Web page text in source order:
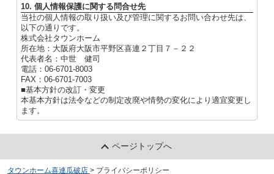
10. 個人情報保護に関する問合せ先
当社の個人情報の取り扱い及び管理に関するお問い合わせ先は、
以下の通りです。
株式会社タウンホーム
所在地：大阪府大阪市平野区喜連２丁目７－２２
代表者名：中世 健司
電話：06-6701-8003
FAX：06-6701-7003
■基本方針の改訂・変更
本基本方針は法令などの制定改廃や情勢の変化により適宜変更し
ます。
ページトップへ
タウンホーム喜連瓜破店 > プライバシーポリシー